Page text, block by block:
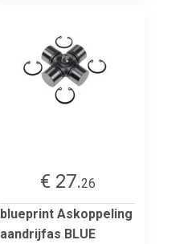
€ 27.26
blueprint Askoppeling
aandrijfas BLUE